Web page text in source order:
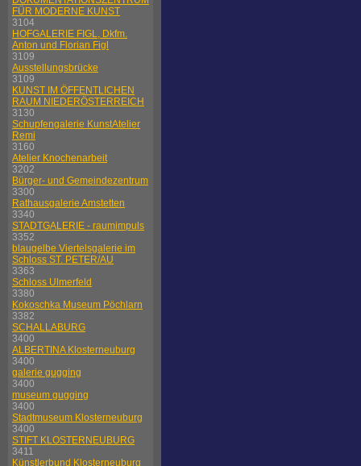
FÜR MODERNE KUNST
3104
HOFGALERIE FIGL, Dkfm.
Anton und Florian Figl
3109
Ausstellungsbrücke
3109
KUNST IM ÖFFENTLICHEN
RAUM NIEDERÖSTERREICH
3130
Schupfengalerie KunstAtelier
Remi
3160
Atelier Knochenarbeit
3202
Bürger- und Gemeindezentrum
3300
Rathausgalerie Amstetten
3340
STADTGALERIE - raumimpuls
3352
blaugelbe Viertelsgalerie im
Schloss ST. PETER/AU
3363
Schloss Ulmerfeld
3380
Kokoschka Museum Pöchlarn
3382
SCHALLABURG
3400
ALBERTINA Klosterneuburg
3400
galerie gugging
3400
museum gugging
3400
Stadtmuseum Klosterneuburg
3400
STIFT KLOSTERNEUBURG
3411
Künstlerbund Klosterneuburg